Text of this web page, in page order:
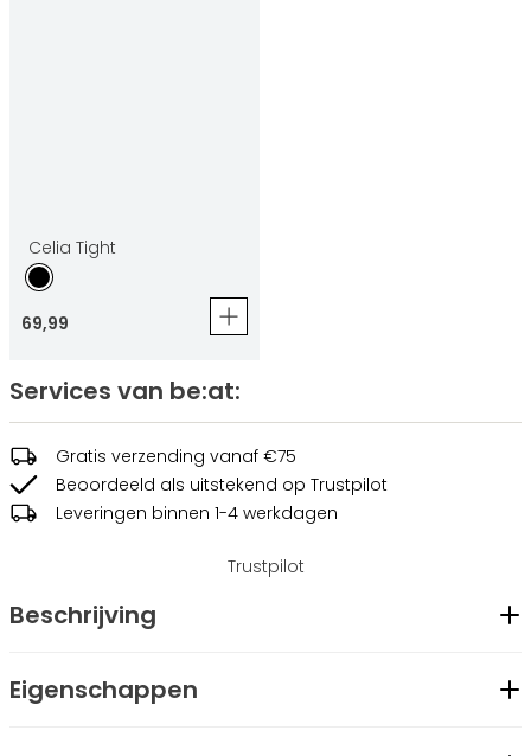
Celia Tight
69,99
Services van be:at:
Gratis verzending vanaf €75
Beoordeeld als uitstekend op Trustpilot
Leveringen binnen 1-4 werkdagen
Trustpilot
Beschrijving
afneembare pads, die je eenvoudig in een opening aan de
Eigenschappen